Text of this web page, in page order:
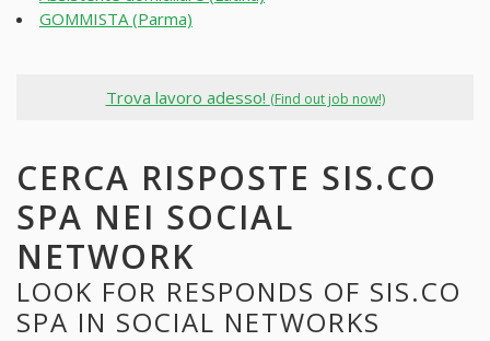
GOMMISTA (Parma)
Trova lavoro adesso! (Find out job now!)
CERCA RISPOSTE SIS.CO
SPA NEI SOCIAL
NETWORK
LOOK FOR RESPONDS OF SIS.CO
SPA IN SOCIAL NETWORKS